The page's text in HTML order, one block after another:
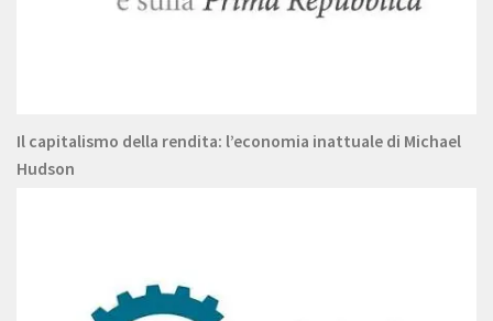
Il capitalismo della rendita: l’economia inattuale di Michael
Hudson